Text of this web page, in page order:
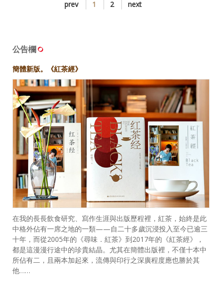
prev 1 2 next
公告欄
簡體新版。《紅茶經》
在我的長長飲食研究、寫作生涯與出版歷程裡，紅茶，始終是此
中格外佔有一席之地的一類——自二十多歲沉浸投入至今已逾三
十年，而從2005年的《尋味．紅茶》到2017年的《紅茶經》，
都是這漫漫行途中的珍貴結晶。尤其在簡體出版裡，不僅十本中
所佔有二，且兩本加起來，流傳與印行之深廣程度應也勝於其
他……